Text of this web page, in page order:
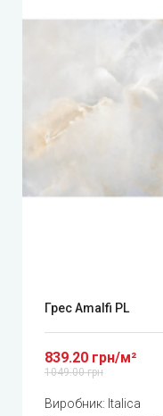
Грес Amalfi PL
839.20 грн/м²
1049.00 грн
Виробник: Italica